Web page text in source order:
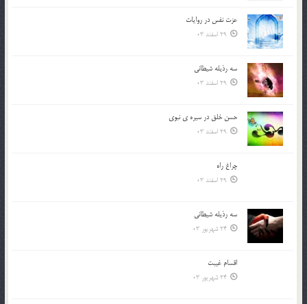
عزت نفس در روايات
29 اسفند 03
سه رذیله شیطانی
29 اسفند 03
حسن خلق در سيره ي نبوي
29 اسفند 03
چراغ راه
29 اسفند 03
سه رذیله شیطانی
24 شهریور 03
اقسام غيبت
24 شهریور 03